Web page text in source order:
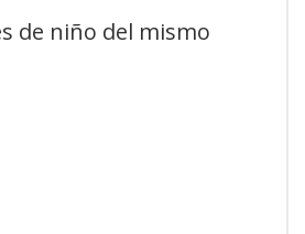
de niño del mismo